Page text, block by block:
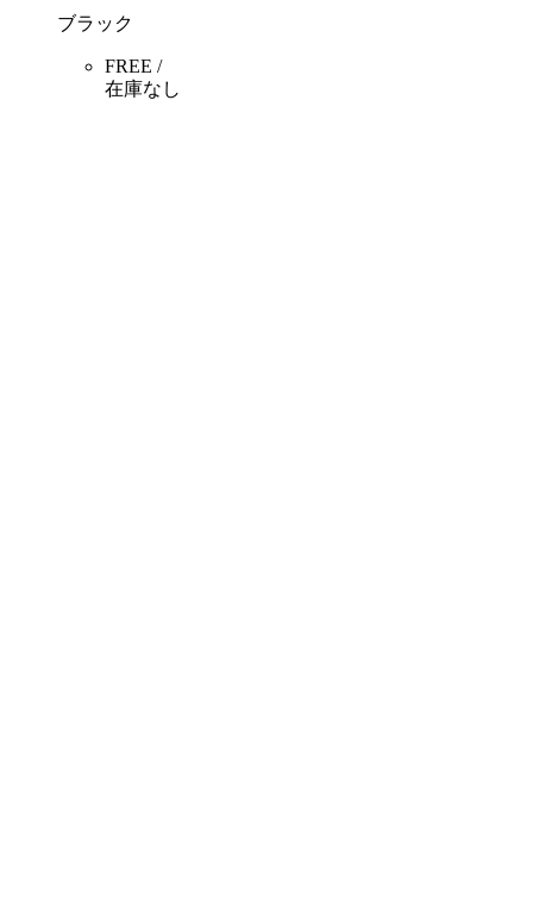
ブラック
FREE /
在庫なし